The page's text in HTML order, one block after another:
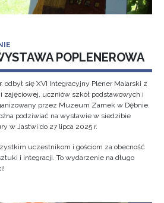
POPLENEROWA
odbył się XVI Integracyjny Plener Malarski z
zajęciowej, uczniów szkół podstawowych i
przez Muzeum Zamek w Dębnie.
podziwiać na wystawie w siedzibie
w Jastwi do 27 lipca 2025 r.
uczestnikom i gościom za obecność
i integracji. To wydarzenie na długo